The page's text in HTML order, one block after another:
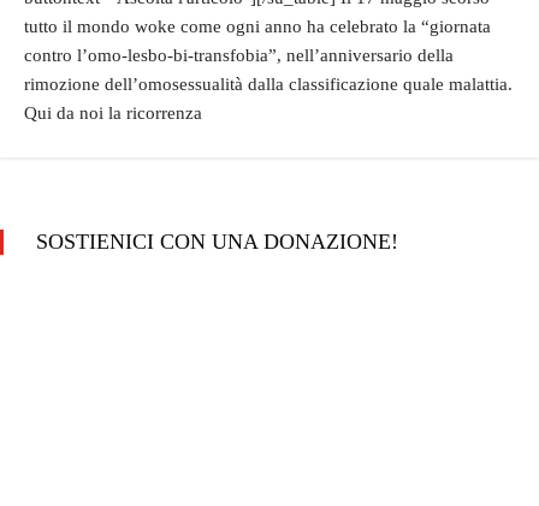
tutto il mondo woke come ogni anno ha celebrato la “giornata
contro l’omo-lesbo-bi-transfobia”, nell’anniversario della
rimozione dell’omosessualità dalla classificazione quale malattia.
Qui da noi la ricorrenza
SOSTIENICI CON UNA DONAZIONE!